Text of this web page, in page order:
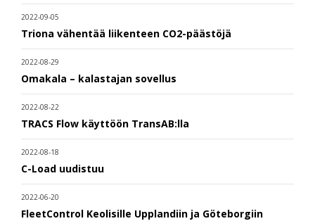
2022-09-05
Triona vähentää liikenteen CO2-päästöjä
2022-08-29
Omakala – kalastajan sovellus
2022-08-22
TRACS Flow käyttöön TransAB:lla
2022-08-18
C-Load uudistuu
2022-06-20
FleetControl Keolisille Upplandiin ja Göteborgiin